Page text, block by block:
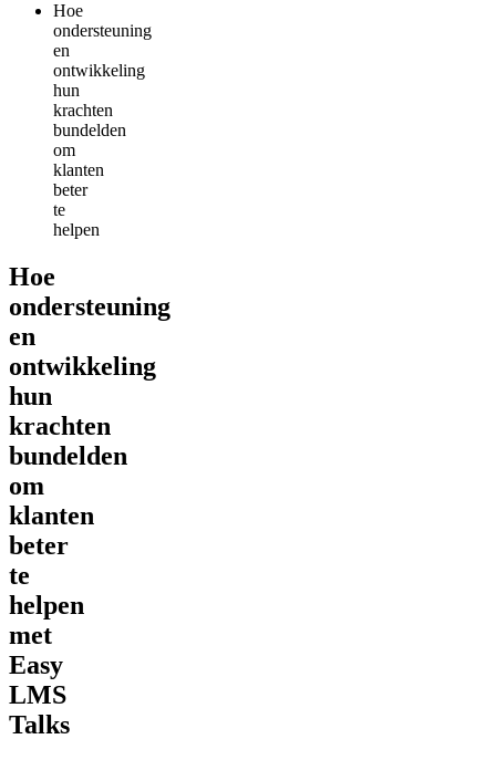
Hoe
ondersteuning
en
ontwikkeling
hun
krachten
bundelden
om
klanten
beter
te
helpen
Hoe
ondersteuning
en
ontwikkeling
hun
krachten
bundelden
om
klanten
beter
te
helpen
met
Easy
LMS
Talks